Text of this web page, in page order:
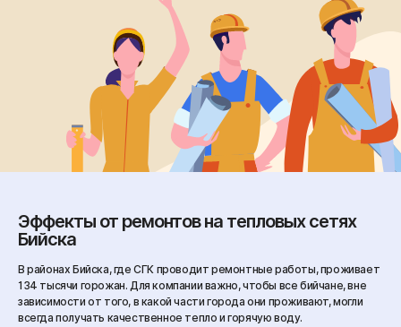
Эффекты от ремонтов на тепловых сетях
Бийска
В районах Бийска, где СГК проводит ремонтные работы, проживает
134 тысячи горожан. Для компании важно, чтобы все бийчане, вне
зависимости от того, в какой части города они проживают, могли
всегда получать качественное тепло и горячую воду.